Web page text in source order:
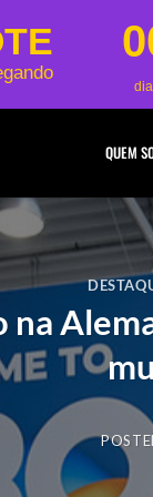
QUEM
na